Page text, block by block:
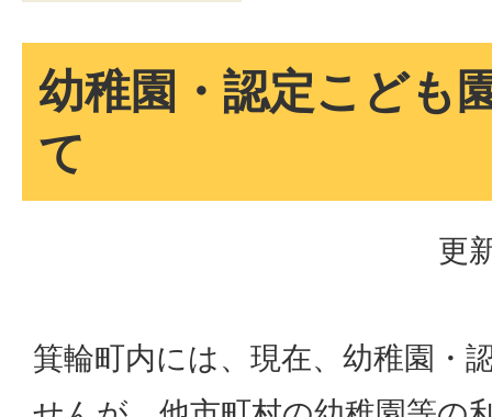
幼稚園・認定こども
て
更
箕輪町内には、現在、幼稚園・